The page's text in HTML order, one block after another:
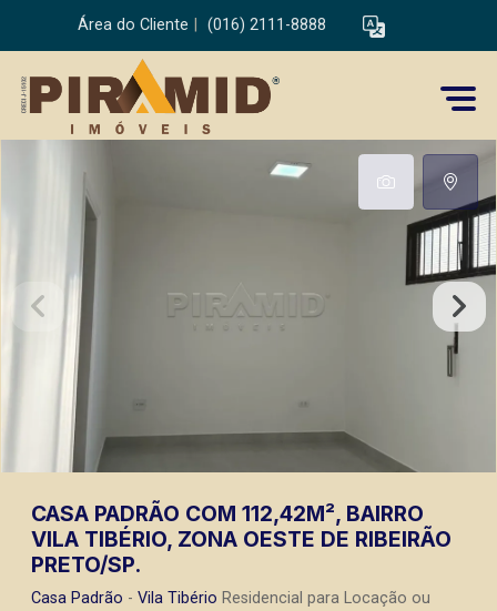
Área do Cliente (016) 2111-8888
CASA PADRÃO COM 112,42M², BAIRRO
VILA TIBÉRIO, ZONA OESTE DE RIBEIRÃO
PRETO/SP.
Casa Padrão - Vila Tibério Residencial para Locação ou